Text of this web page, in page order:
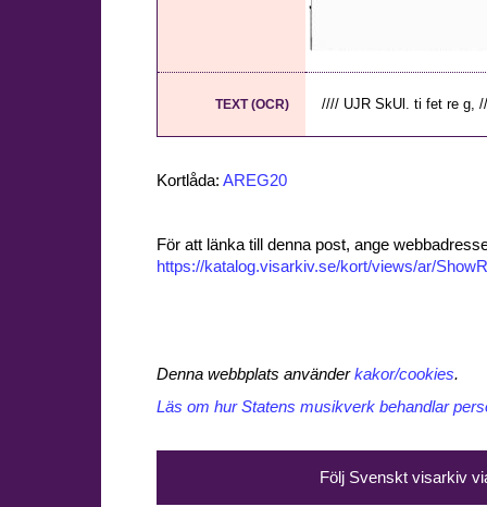
TEXT (OCR) //// UJR SkUl. ti fet re g,
Kortlåda: AREG20
För att länka till denna post, ange
https://katalog.visarkiv.se/kort/views/ar/
Denna webbplats använderkakor/cookies.
Läs om hur Statens musikverk behandlar
Följ Svenskt visarkiv